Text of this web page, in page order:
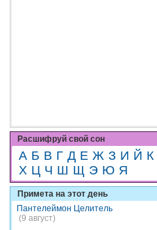
Расшифруй свой сон
А Б В Г Д Е Ж З И Й К
Х Ц Ч Ш Щ Э Ю Я
Примета на этот день
Пантелеймон Целитель
(9 август)